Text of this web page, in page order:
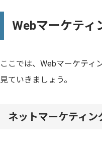
Webマーケティ
ここでは、Webマーケティ
見ていきましょう。
ネットマーケティン